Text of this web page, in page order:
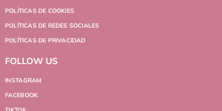
POLÍTICAS DE COOKIES
POLÍTICAS DE REDES SOCIALES
POLÍTICAS DE PRIVACIDAD
FOLLOW US
INSTAGRAM
FACEBOOK